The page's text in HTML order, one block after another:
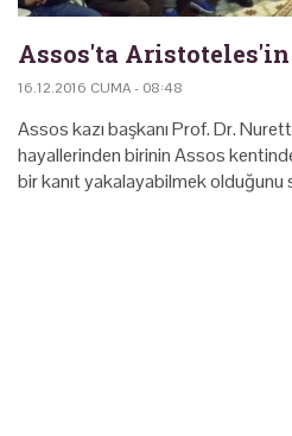
Assos'ta
16.12.2016 CUMA - 08:48
Assos kazı başkanı Prof. Dr.
hayallerinden birinin Assos
bir kanıt yakalayabilmek olduğunu